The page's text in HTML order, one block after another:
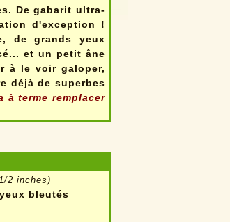
De gabarit ultra-
d'exception !
de grands yeux
et un petit âne
à le voir galoper,
déjà de superbes
à terme remplacer
2 inches)
bleutés